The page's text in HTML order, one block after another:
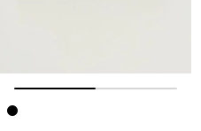
Image précédente
Image suivante